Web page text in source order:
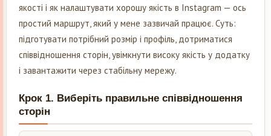
якості і як налаштувати хорошу якість в Instagram — ось
простий маршрут, який у мене зазвичай працює. Суть:
підготувати потрібний розмір і профіль, дотриматися
співвідношення сторін, увімкнути високу якість у додатку
і завантажити через стабільну мережу.
Крок 1. Виберіть правильне співвідношення
сторін